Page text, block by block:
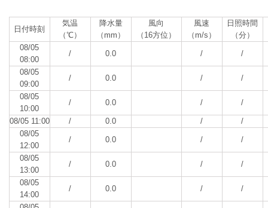
日付時刻
気温
（℃）
降水量
（mm）
風向
（16方位）
風速
（m/s）
日照時間
（分）
08/05
08:00
/ 0.0 / /
08/05
09:00
/ 0.0 / /
08/05
10:00
/ 0.0 / /
08/05 11:00 / 0.0 /
/
08/05
12:00
/ 0.0 / /
08/05
13:00
/ 0.0 / /
08/05
14:00
/ 0.0 / /